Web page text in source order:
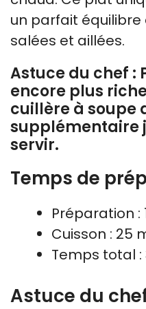
un parfait équilibre
salées et aillées.
Astuce du chef :
encore plus
cuillère à soupe
supplémentaire
servir.
Temps de
Préparation :
Cuisson : 25
Temps total
Astuce du